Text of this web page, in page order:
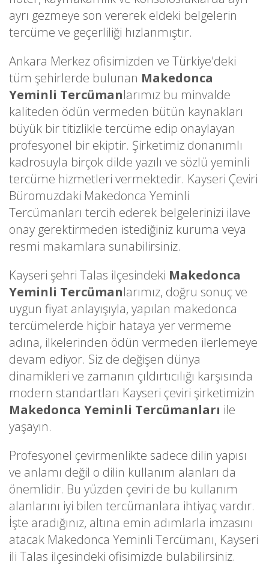
ayrı gezmeye son vererek eldeki belgelerin
tercüme ve geçerliliği hızlanmıştır.
Ankara Merkez ofisimizden ve Türkiye'deki
tüm şehirlerde bulunan Makedonca
Yeminli Tercümanlarımız bu minvalde
kaliteden ödün vermeden bütün kaynakları
büyük bir titizlikle tercüme edip onaylayan
profesyonel bir ekiptir. Şirketimiz donanımlı
kadrosuyla birçok dilde yazılı ve sözlü yeminli
tercüme hizmetleri vermektedir. Kayseri Çeviri
Büromuzdaki Makedonca Yeminli
Tercümanları tercih ederek belgelerinizi ilave
onay gerektirmeden istediğiniz kuruma veya
resmi makamlara sunabilirsiniz.
Kayseri şehri Talas ilçesindeki Makedonca
Yeminli Tercümanlarımız, doğru sonuç ve
uygun fiyat anlayışıyla, yapılan makedonca
tercümelerde hiçbir hataya yer vermeme
adına, ilkelerinden ödün vermeden ilerlemeye
devam ediyor. Siz de değişen dünya
dinamikleri ve zamanın çıldırtıcılığı karşısında
modern standartları Kayseri çeviri şirketimizin
Makedonca Yeminli Tercümanları ile
yaşayın.
Profesyonel çevirmenlikte sadece dilin yapısı
ve anlamı değil o dilin kullanım alanları da
önemlidir. Bu yüzden çeviri de bu kullanım
alanlarını iyi bilen tercümanlara ihtiyaç vardır.
İşte aradığınız, altına emin adımlarla imzasını
atacak Makedonca Yeminli Tercümanı, Kayseri
ili Talas ilçesindeki ofisimizde bulabilirsiniz.